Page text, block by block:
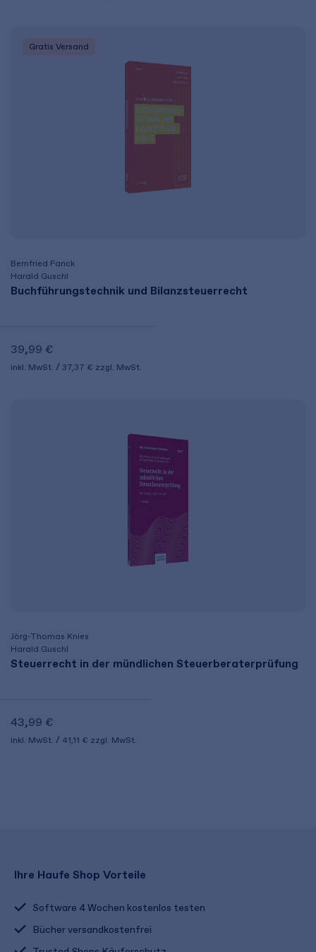
Gratis Versand
Bernfried Fanck
Harald Guschl
Buchführungstechnik und Bilanzsteuerrecht
39,99 €
inkl. MwSt. 37,37 € zzgl. MwSt.
Jörg-Thomas Knies
Harald Guschl
Steuerrecht in der mündlichen Steuerberaterprüfung
43,99 €
inkl. MwSt. 41,11 € zzgl. MwSt.
Ihre Haufe Shop Vorteile
Software 4 Wochen kostenlos testen
Bücher versandkostenfrei